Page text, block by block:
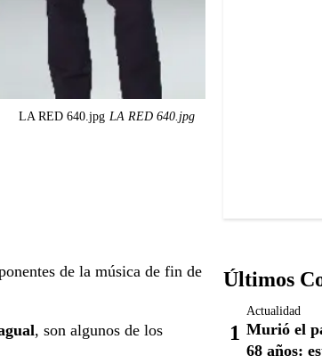
LA RED 640.jpg LA RED 640.jpg
de la música de fin de
, son algunos de los
Últimos
Actualidad
Murió el
68 años: